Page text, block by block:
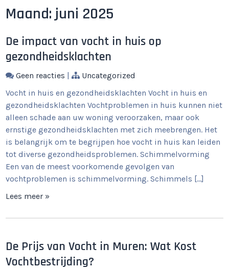
Maand:juni 2025
De impact van vocht in huis op
gezondheidsklachten
Geen reacties |
Uncategorized
Vocht in huis en gezondheidsklachten Vocht in huis en
gezondheidsklachten Vochtproblemen in huis kunnen niet
alleen schade aan uw woning veroorzaken, maar ook
ernstige gezondheidsklachten met zich meebrengen. Het
is belangrijk om te begrijpen hoe vocht in huis kan leiden
tot diverse gezondheidsproblemen. Schimmelvorming
Een van de meest voorkomende gevolgen van
vochtproblemen is schimmelvorming. Schimmels […]
Lees meer »
De Prijs van Vocht in Muren: Wat Kost
Vochtbestrijding?